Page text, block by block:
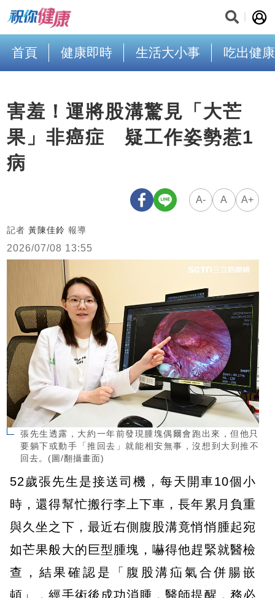
首頁 健康即時 生活大小事 吃出健康
害羞！運將股溝驚見「大芒
果」非癌症 疑工作姿勢惹1
病
A- A A+
記者 黃陳佳鈴 報導
2026/07/08 13:55
張先生透露，大約一年前發現腫塊偶爾會跑出來，但他只
要躺下或動手「推回去」就能相安無事，沒想到大到推不
回去。(圖/翻攝畫面)
52歲張先生是接送司機，每天開車10個小
時，還得幫忙搬行李上下車，長年累月負重
與久坐之下，最近右側腹股溝竟悄悄腫起宛
如芒果般大的巨型腫塊，嚇得他趕緊就醫檢
查，結果確認是「腹股溝疝氣合併腸嵌
頓」，經手術後成功消腫，醫師提醒，務必